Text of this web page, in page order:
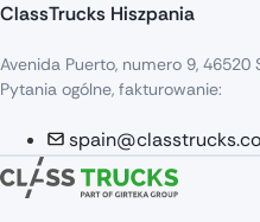
ClassTrucks Hiszpania
Avenida Puerto, numero 9, 46520
Pytania ogólne, fakturowanie: